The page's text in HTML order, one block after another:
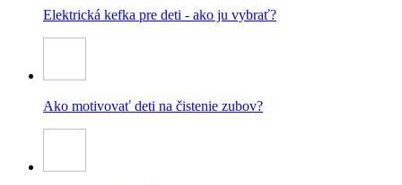
Elektrická kefka pre deti - ako ju vybrať?
Ako motivovať deti na čistenie zubov?